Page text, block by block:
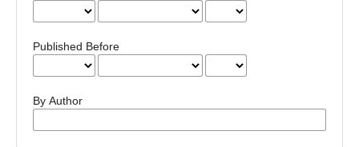
Published Before
By Author